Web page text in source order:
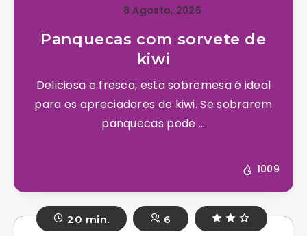
8 Agosto, 2026
Panquecas com sorvete de
kiwi
Deliciosa e fresca, esta sobremesa é ideal
para os apreciadores de kiwi. Se sobrarem
panquecas pode ...
1009
20 min. 6